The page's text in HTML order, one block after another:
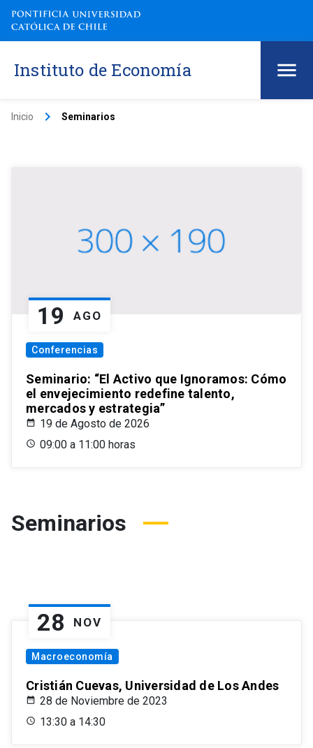
Instituto de Economía
Inicio keyboard_arrow_right Seminarios
19 AGO
Conferencias
Seminario: “El Activo que Ignoramos: Cómo
el envejecimiento redefine talento,
mercados y estrategia”
19 de Agosto de 2026
09:00 a 11:00 horas
Seminarios
28 NOV
Macroeconomía
Cristián Cuevas, Universidad de Los Andes
28 de Noviembre de 2023
13:30 a 14:30